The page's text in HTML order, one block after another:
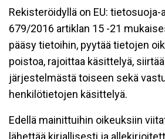
Rekisteröidyllä on EU:
679/2016 artiklan 15 -21
pääsy tietoihin, pyytää tietojen
poistoa, rajoittaa käsittelyä,
järjestelmästä toiseen sekä
henkilötietojen käsittelyä.
Edellä mainittuihin oikeuksiin
lähettää kirjallisesti ja